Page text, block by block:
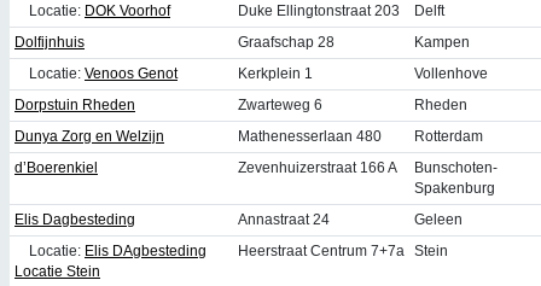
Locatie: DOK Voorhof Duke Ellingtonstraat 203
Delft
Dolfijnhuis
Graafschap 28
Kampen
Locatie: Venoos Genot Kerkplein 1
Vollenhove
Dorpstuin Rheden
Zwarteweg 6
Rheden
Dunya Zorg en Welzijn
Mathenesserlaan 480
Rotterdam
d’Boerenkiel
Zevenhuizerstraat 166 A
Bunschoten-
Spakenburg
Elis Dagbesteding
Annastraat 24
Geleen
Locatie: Elis DAgbesteding
Locatie Stein
Heerstraat Centrum 7+7a Stein